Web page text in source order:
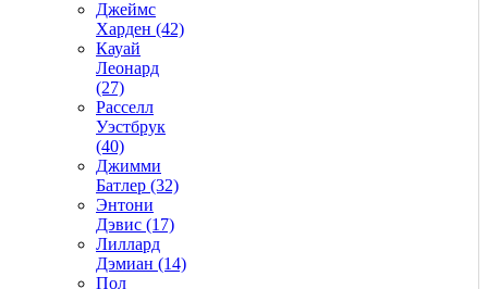
Джеймс
Харден (42)
Кауай
Леонард
(27)
Расселл
Уэстбрук
(40)
Джимми
Батлер (32)
Энтони
Дэвис (17)
Лиллард
Дэмиан (14)
Пол